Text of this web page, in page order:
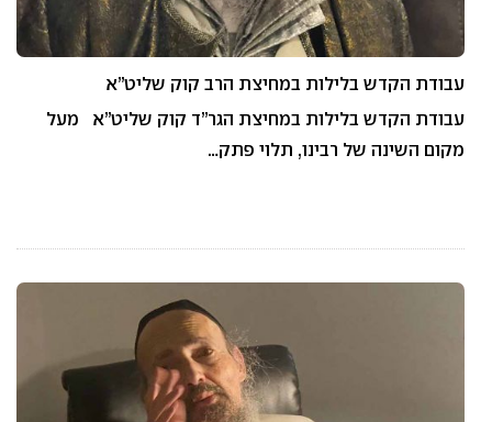
עבודת הקדש בלילות במחיצת הרב קוק שליט”א
עבודת הקדש בלילות במחיצת הגר”ד קוק שליט”א מעל
מקום השינה של רבינו, תלוי פתק…